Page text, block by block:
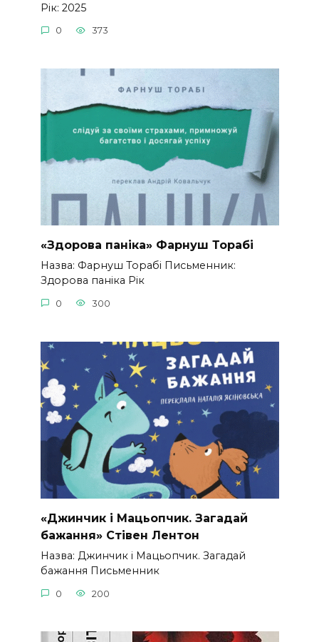
Рік: 2025
0 373
«Здорова паніка» Фарнуш Торабі
Назва: Фарнуш Торабі Письменник:
Здорова паніка Рік
0 300
«Джинчик і Мацьопчик. Загадай
бажання» Стівен Лентон
Назва: Джинчик і Мацьопчик. Загадай
бажання Письменник
0 200